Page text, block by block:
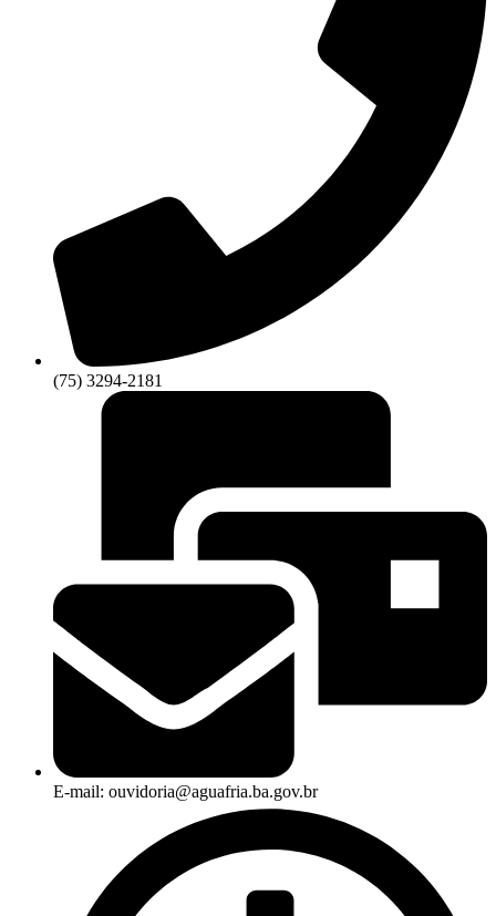
(75) 3294-2181
E-mail: ouvidoria@aguafria.ba.gov.br